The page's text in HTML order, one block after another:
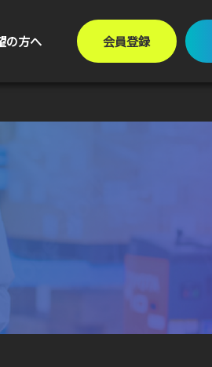
の方へ 会員登録